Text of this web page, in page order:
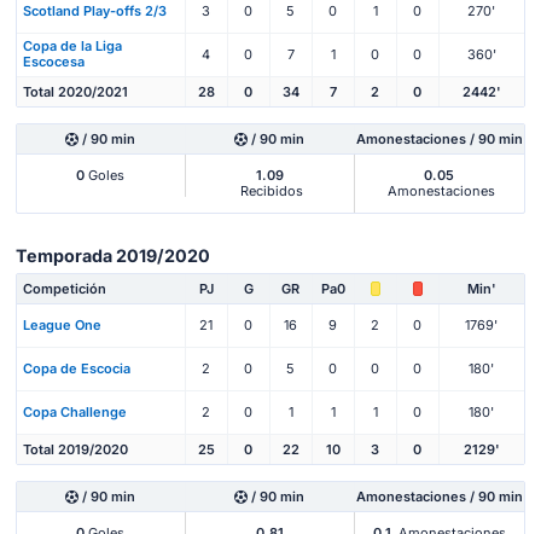
Scotland Play-offs 2/3 3 0 5 0 1 0 270'
Copa de la Liga
Escocesa
4 0 7 1 0 0 360'
Total 2020/2021 28 0 34 7 2 0 2442'
/ 90 min / 90 min Amonestaciones / 90 min
0 Goles
1.09
Recibidos
0.05
Amonestaciones
Temporada 2019/2020
Competición PJ G GR Pa0 Min'
League One 21 0 16 9 2 0 1769'
Copa de Escocia 2 0 5 0 0 0 180'
Copa Challenge 2 0 1 1 1 0 180'
Total 2019/2020 25 0 22 10 3 0 2129'
/ 90 min / 90 min Amonestaciones / 90 min